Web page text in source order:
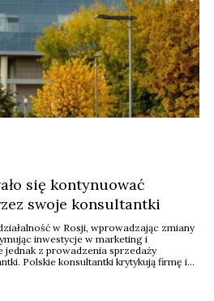
się kontynuować
swoje konsultantki
w Rosji, wprowadzając zmiany
inwestycje w marketing i
jednak z prowadzenia sprzedaży
Polskie konsultantki krytykują firmę i